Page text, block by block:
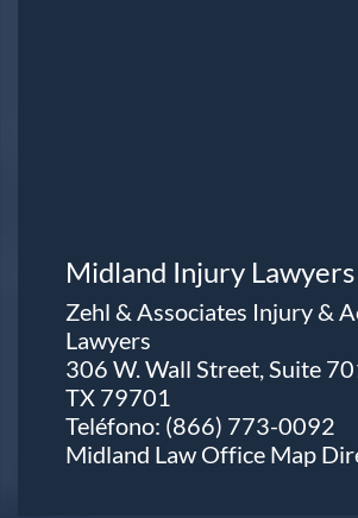
Midland Injury Lawyers
Zehl & Associates Injury &
Lawyers
306 W. Wall Street, Suite
TX 79701
Teléfono: (866) 773-0092
Midland Law Office Map